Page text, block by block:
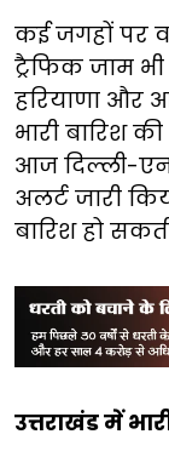
कई जगहों पर
ट्रैफिक जाम
हरियाणा और
भारी बारिश
आज दिल्ली-
अलर्ट जारी
बारिश हो
उत्तराखंड में